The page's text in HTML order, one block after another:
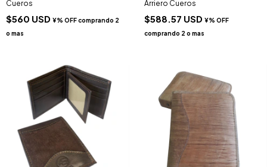
Cueros
$560 USD
Arriero Cueros
$588.57 USD